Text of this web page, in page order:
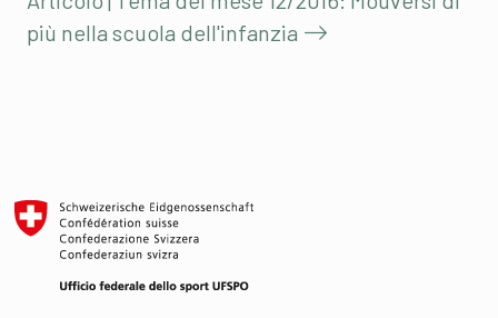
più nella scuola dell'infanzia